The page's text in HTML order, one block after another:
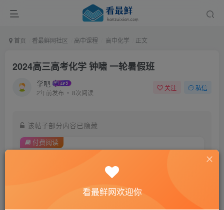
首页 看最鲜网社区 高中课程 高中化学 正文
2024高三高考化学 钟啸 一轮暑假班
学吧
2年前发布 8次阅读
关注 私信
该帖子部分内容已隐藏
付费阅读
9.9
看最鲜网欢迎你